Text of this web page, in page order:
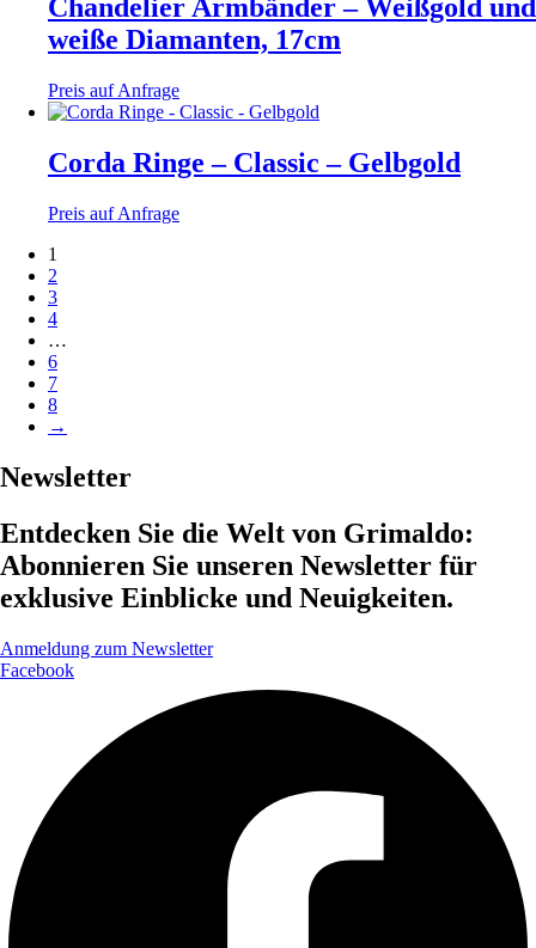
Chandelier Armbänder – Weißgold und
weiße Diamanten, 17cm
Preis auf Anfrage
Corda Ringe – Classic – Gelbgold
Preis auf Anfrage
1
2
3
4
…
6
7
8
→
Newsletter
Entdecken Sie die Welt von Grimaldo:
Abonnieren Sie unseren Newsletter für
exklusive Einblicke und Neuigkeiten.
Anmeldung zum Newsletter
Facebook